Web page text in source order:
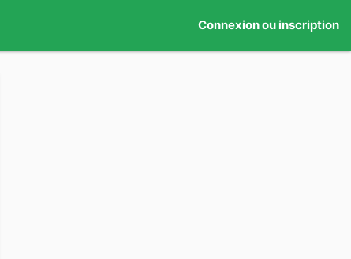
Connexion ou inscription